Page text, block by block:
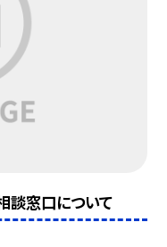
窓口について